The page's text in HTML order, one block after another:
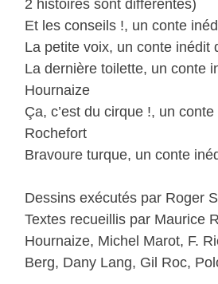
2 histoires sont différentes)
Et les conseils !, un conte
La petite voix, un conte inédit
La dernière toilette, un conte
Hournaize
Ça, c’est du cirque !, un
Rochefort
Bravoure turque, un conte
Dessins exécutés par Roger
Textes recueillis par Maurice
Hournaize, Michel Marot, F.
Berg, Dany Lang, Gil Roc,